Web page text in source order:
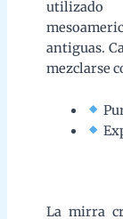
La mirra
(Turquía).
perfumes,
y